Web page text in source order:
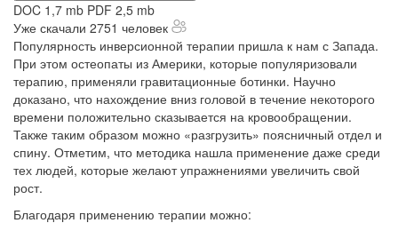
DOC 1,7 mb PDF 2,5 mb
Уже скачали 2751 человек
Популярность инверсионной терапии пришла к нам с Запада.
При этом остеопаты из Америки, которые популяризовали
терапию, применяли гравитационные ботинки. Научно
доказано, что нахождение вниз головой в течение некоторого
времени положительно сказывается на кровообращении.
Также таким образом можно «разгрузить» поясничный отдел и
спину. Отметим, что методика нашла применение даже среди
тех людей, которые желают упражнениями увеличить свой
рост.
Благодаря применению терапии можно: